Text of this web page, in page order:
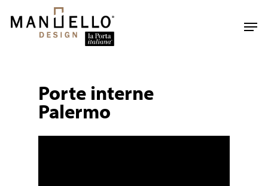
main
Porte interne
Palermo